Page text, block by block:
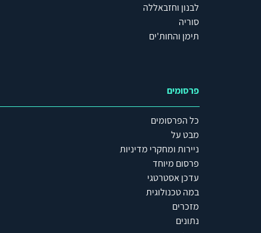
לבנון וחזבאללה
סוריה
תימן והחות'ים
פרסומים
כל הפרסומים
מבט על
ניירות ומחקרי מדיניות
פרסום מיוחד
עדכן אסטרטגי
במה טכנולוגית
מזכרים
נתונים